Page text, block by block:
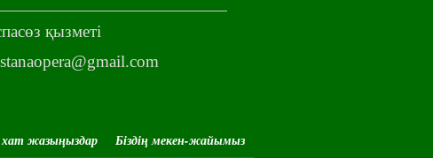
қызметі
хат жазыңыздар Біздің мекен-жайымыз